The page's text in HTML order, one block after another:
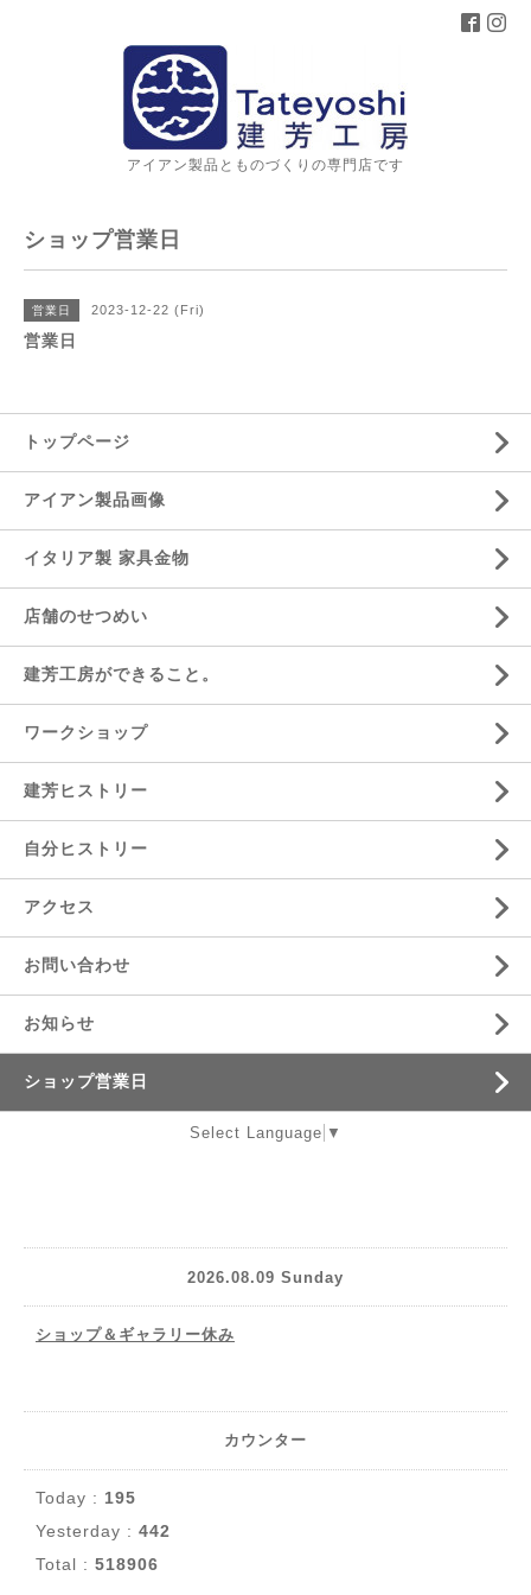
アイアン製品とものづくりの専門店です
ショップ営業日
営業日 2023-12-22 (Fri)
営業日
トップページ
アイアン製品画像
イタリア製 家具金物
店舗のせつめい
建芳工房ができること。
ワークショップ
建芳ヒストリー
自分ヒストリー
アクセス
お問い合わせ
お知らせ
ショップ営業日
Select Language ▼
2026.08.09 Sunday
ショップ＆ギャラリー休み
カウンター
Today : 195
Yesterday : 442
Total : 518906